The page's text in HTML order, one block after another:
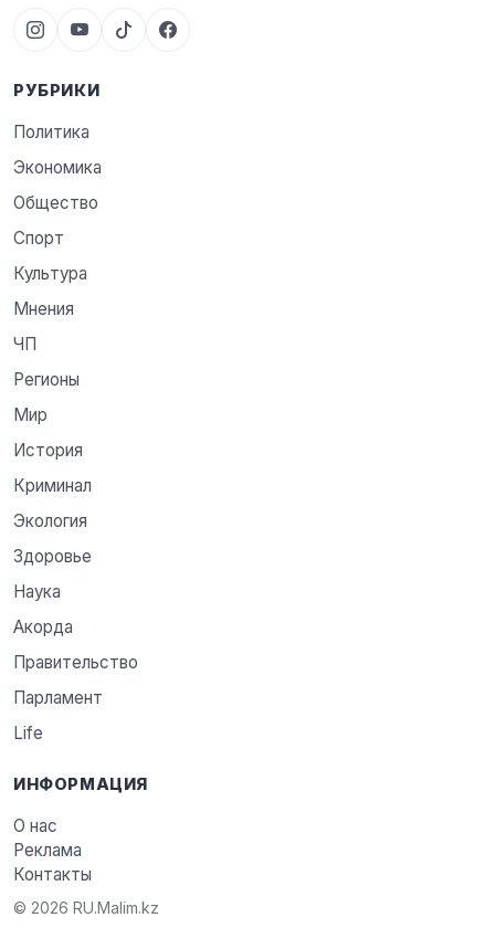
РУБРИКИ
Политика
Экономика
Общество
Спорт
Культура
Мнения
ЧП
Регионы
Мир
История
Криминал
Экология
Здоровье
Наука
Акорда
Правительство
Парламент
Life
ИНФОРМАЦИЯ
О нас
Реклама
Контакты
© 2026 RU.Malim.kz